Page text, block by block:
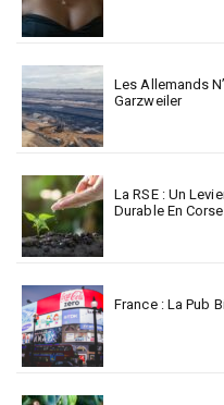
Les Allemands
Garzweiler
La RSE : Un
Durable En Corse
France : La Pub